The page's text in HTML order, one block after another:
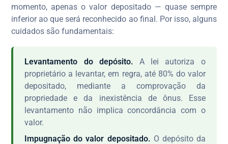
momento, apenas o valor depositado — quase sempre
inferior ao que será reconhecido ao final. Por isso, alguns
cuidados são fundamentais:
Levantamento do depósito. A lei autoriza o
proprietário a levantar, em regra, até 80% do valor
depositado, mediante a comprovação da
propriedade e da inexistência de ônus. Esse
levantamento não implica concordância com o
valor.
Impugnação do valor depositado. O depósito da